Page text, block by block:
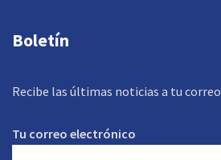
Boletín
Recibe las últimas noticias a tu correo
Tu correo electrónico